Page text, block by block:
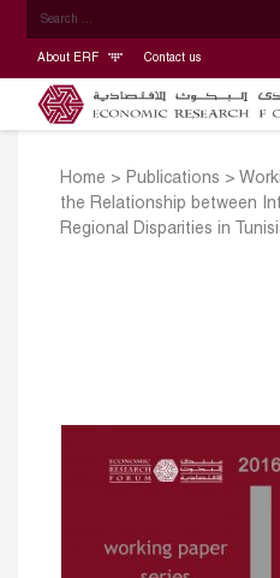
About ERF Contact us
Home > Publications >
the Relationship between
Regional Disparities in